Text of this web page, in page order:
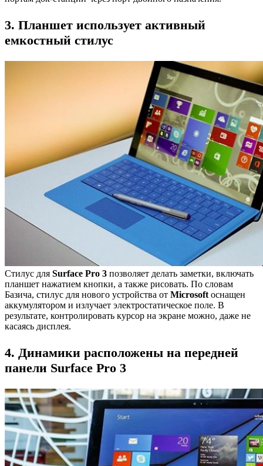
3. Планшет использует активный
емкостный стилус
Стилус для Surface Pro 3 позволяет делать заметки, включать
планшет нажатием кнопки, а также рисовать. По словам
Базича, стилус для нового устройства от Microsoft оснащен
аккумулятором и излучает электростатическое поле. В
результате, контролировать курсор на экране можно, даже не
касаясь дисплея.
4. Динамики расположены на передней
панели Surface Pro 3